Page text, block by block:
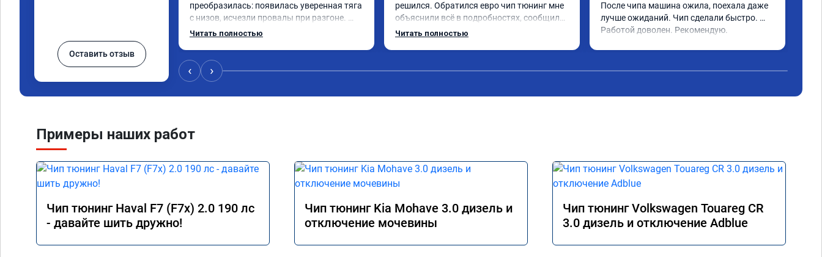
Оставить отзыв
преобразилась: появилась уверенная тяга
с низов, исчезли провалы при разгоне.
Расход в спокойном режиме даже немного
всем, кто сомневается.
Читать полностью
решился. Обратился евро чип тюнинг мне
объяснили всё в подробностях, сообщили
сумму записали. Приехал в назначенное
Читать полностью
После чипа машина ожила, поехала даже
лучше ожиданий. Чип сделали быстро.
Работой доволен. Рекомендую.
‹ ›
Примеры наших работ
Чип тюнинг Haval F7 (F7x) 2.0 190 лс
- давайте шить дружно!
Чип тюнинг Kia Mohave 3.0 дизель и
отключение мочевины
Чип тюнинг Volkswagen Touareg CR
3.0 дизель и отключение Adblue